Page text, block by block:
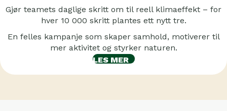
Gjør teamets daglige skritt om til reell klimaeffekt – for
hver 10 000 skritt plantes ett nytt tre.
En felles kampanje som skaper samhold, motiverer til
mer aktivitet og styrker naturen.
LES MER